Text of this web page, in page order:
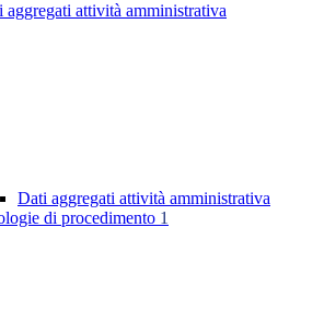
aggregati attività amministrativa
Dati aggregati attività amministrativa
di procedimento 1